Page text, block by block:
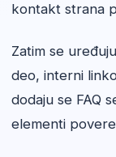
kontakt strana
Zatim se
deo, interni
dodaju se FAQ
elementi